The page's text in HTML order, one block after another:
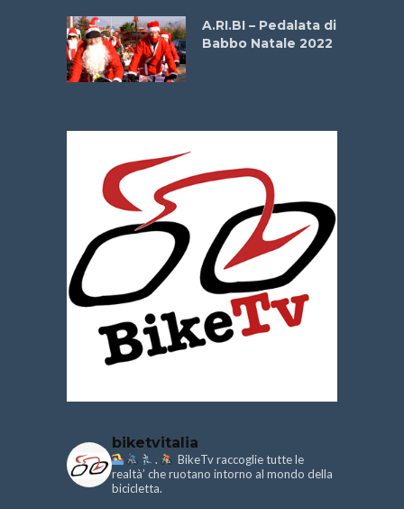
A.RI.BI – Pedalata di
Babbo Natale 2022
biketvitalia
.
BikeTv raccoglie tutte le
realtà’ che ruotano intorno al mondo della
bicicletta.